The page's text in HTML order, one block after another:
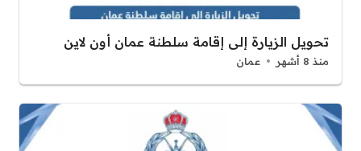
تحويل الزيارة إلى إقامة سلطنة عمان أون لاين
منذ 8 أشهر عمان